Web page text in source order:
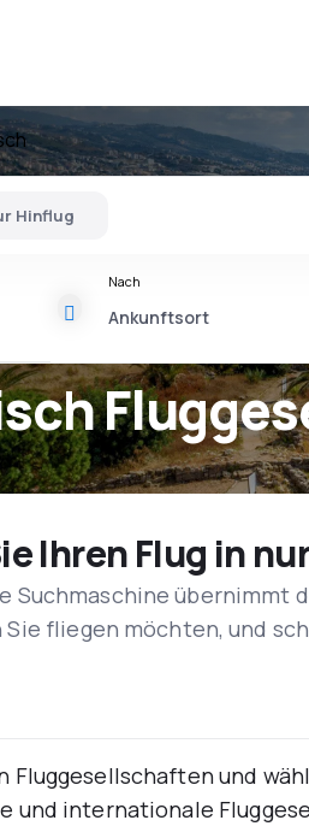
Hinflug
Nach
Ihren Flug in
Suchmaschine übernimmt
fliegen möchten, und
Fluggesellschaften und
und internationale